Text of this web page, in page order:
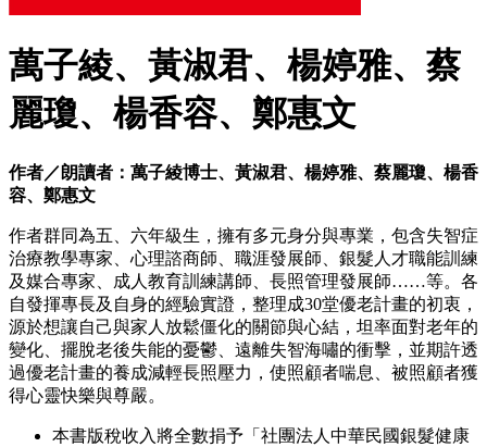
萬子綾、黃淑君、楊婷雅、蔡
麗瓊、楊香容、鄭惠文
作者／朗讀者：萬子綾博士、黃淑君、楊婷雅、蔡麗瓊、楊香
容、鄭惠文
作者群同為五、六年級生，擁有多元身分與專業，包含失智症
治療教學專家、心理諮商師、職涯發展師、銀髮人才職能訓練
及媒合專家、成人教育訓練講師、長照管理發展師……等。各
自發揮專長及自身的經驗實證，整理成30堂優老計畫的初衷，
源於想讓自己與家人放鬆僵化的關節與心結，坦率面對老年的
變化、擺脫老後失能的憂鬱、遠離失智海嘯的衝擊，並期許透
過優老計畫的養成減輕長照壓力，使照顧者喘息、被照顧者獲
得心靈快樂與尊嚴。
本書版稅收入將全數捐予「社團法人中華民國銀髮健康